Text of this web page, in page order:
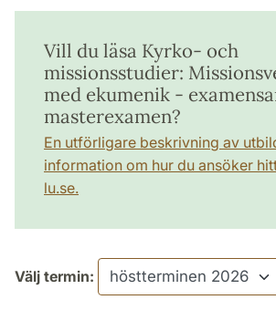
Vill du läsa Kyrko- och
missionsstudier:
med ekumenik -
masterexamen?
En utförligare beskrivning av
information om hur du ansöker
lu.se.
Välj termin: